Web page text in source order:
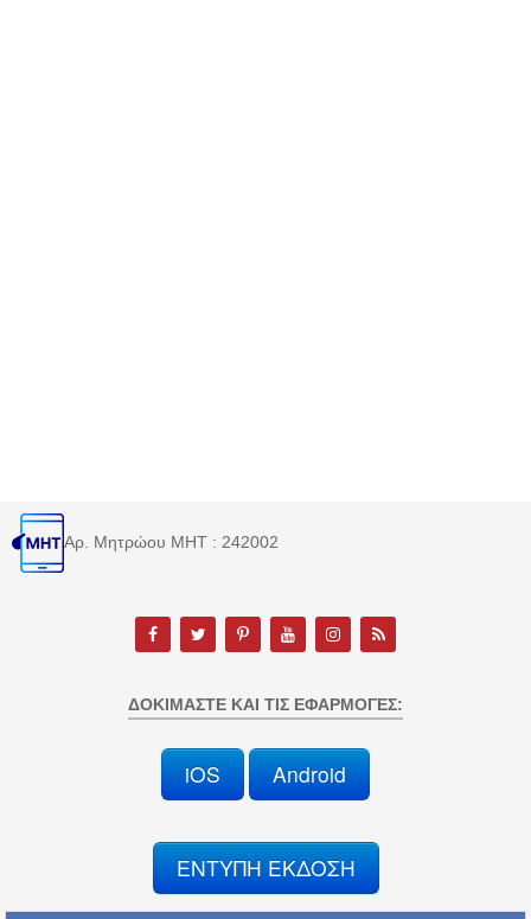
Αρ. Μητρώου MHT : 242002
ΔΟΚΙΜΆΣΤΕ ΚΑΙ ΤΙΣ ΕΦΑΡΜΟΓΈΣ:
iOS Android
ΕΝΤΥΠΗ ΕΚΔΟΣΗ